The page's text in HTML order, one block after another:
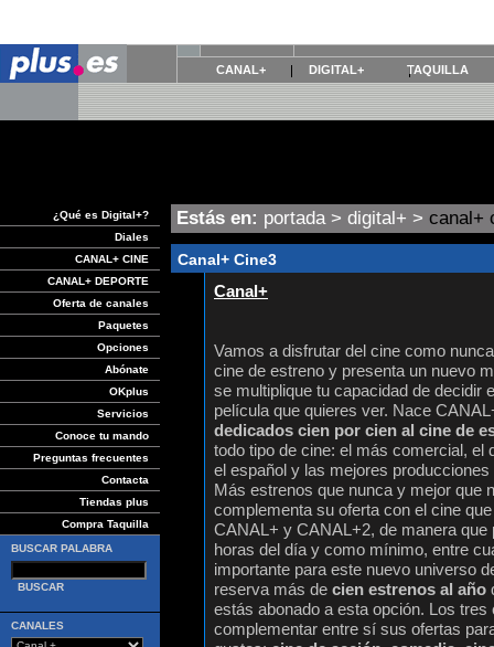
CANAL+ DIGITAL+ TAQUILLA
¿Qué es Digital+?
Diales
CANAL+ CINE
CANAL+ DEPORTE
Oferta de canales
Paquetes
Opciones
Abónate
OKplus
Servicios
Conoce tu mando
Preguntas frecuentes
Contacta
Tiendas plus
Compra Taquilla
BUSCAR PALABRA
CANALES
Estás en: portada> digital+ > canal+
Canal+ Cine3
Canal+
Vamos a disfrutar del cine como
cine de estreno y presenta un nuevo
se multiplique tu capacidad de decidir
película que quieres ver. Nace
dedicados cien por cien al cine de
todo tipo de cine: el más comercial, el
el español y las mejores
Más estrenos que nunca y mejor que
complementa su oferta con el cine
CANAL+ y CANAL+2, de manera que
horas del día y como mínimo, entre
importante para este nuevo universo
reserva más de cien estrenos al año
estás abonado a esta opción. Los
complementar entre sí sus ofertas